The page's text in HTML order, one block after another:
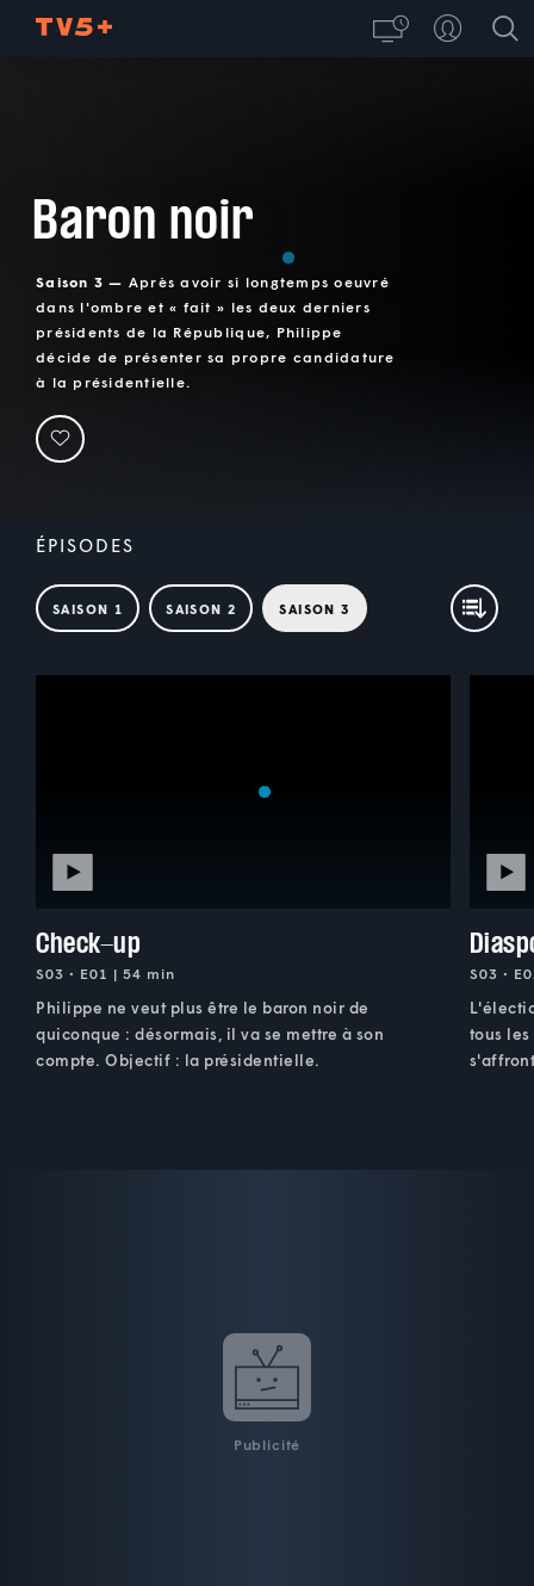
Baron noir
Saison 3 — Après avoir si longtemps oeuvré
dans l'ombre et « fait » les deux derniers
présidents de la République, Philippe
décide de présenter sa propre candidature
à la présidentielle.
ÉPISODES
SAISON 1 SAISON 2 SAISON 3
Check-up
S03 • E01 | 54 min
Philippe ne veut plus être le baron noir de
quiconque : désormais, il va se mettre à son
compte. Objectif : la présidentielle.
S03 •
tous
Publicité